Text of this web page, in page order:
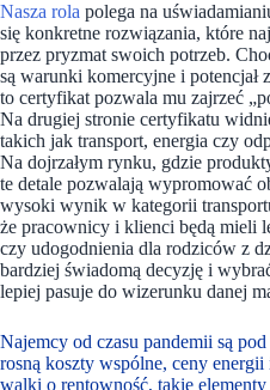
Nasza rola polega na
się konkretne rozwiązania, które
przez pryzmat swoich potrzeb.
są warunki komercyjne i potencjał
to certyfikat pozwala mu zajrzeć
Na drugiej stronie certyfikatu
takich jak transport, energia czy
Na dojrzałym rynku, gdzie
te detale pozwalają wypromować
wysoki wynik w kategorii
że pracownicy i klienci będą mieli
czy udogodnienia dla rodziców z
bardziej świadomą decyzję i
lepiej pasuje do wizerunku danej
Najemcy od czasu pandemii są
rosną koszty wspólne, ceny
walki o rentowność, takie